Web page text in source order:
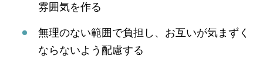
雰囲気を作る
無理のない範囲で負担し、お互いが気まずく
ならないよう配慮する